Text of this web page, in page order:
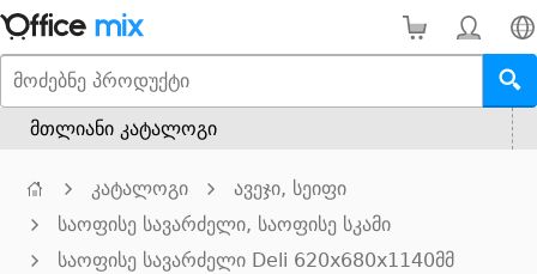
მთლიანი კატალოგი
კატალოგი
ავეჯი, სეიფი
საოფისე სავარძელი, საოფისე სკამი
საოფისე სავარძელი Deli 620x680x1140მმ